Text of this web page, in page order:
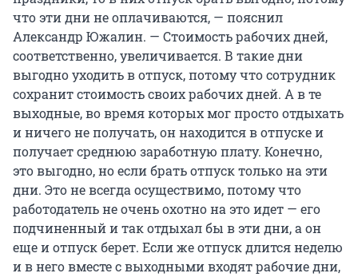
что эти дни не оплачиваются, — пояснил
Александр Южалин. — Стоимость рабочих дней,
соответственно, увеличивается. В такие дни
выгодно уходить в отпуск, потому что сотрудник
сохранит стоимость своих рабочих дней. А в те
выходные, во время которых мог просто отдыхать
и ничего не получать, он находится в отпуске и
получает среднюю заработную плату. Конечно,
это выгодно, но если брать отпуск только на эти
дни. Это не всегда осуществимо, потому что
работодатель не очень охотно на это идет — его
подчиненный и так отдыхал бы в эти дни, а он
еще и отпуск берет. Если же отпуск длится неделю
и в него вместе с выходными входят рабочие дни,